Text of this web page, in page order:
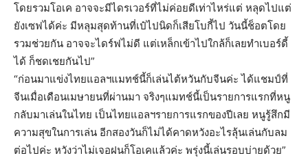
โดยรวมโอเค อาจจะมีไดรเวอร์ที่ไม่ค่อยดีเท่าไหร่แต่ หลุดไปแต่
ยังเซฟได้ค่ะ มีหลุมสุดท้านที่เป๋ไปนิดก็เสียโบกี้ไป วันนี้ช็อตโดย
รวมช่วยกัน อาจจะไดร์ฟไม่ดี แต่เหล็กเข้าไปใกล้ก็เลยทำเบอร์ดี้
ได้ ก็ชดเชยกันไป”
“ก่อนมาแข่งไทยแอลฯแมทช์นี้ก็เล่นไต้หวันกับจีนค่ะ ได้แชมป์ที่
จีนเมื่อเดือนเมษายนที่ผ่านมา จริงๆแมทช์นี้เป็นรายการแรกที่หนู
กลับมาเล่นในไทย เป็นไทยแอลฯรายการแรกของปีเลย หนูรู้สึกมี
ความสุขในการเล่น อีกสองวันก็ไม่ได้คาดหวังอะไรลุ้นเล่นกับลม
ต่อไปค่ะ หวังว่าไม่เจอฝนก็โอเคแล้วค่ะ พรุ่งนี้เล่นรอบบ่ายด้วย”